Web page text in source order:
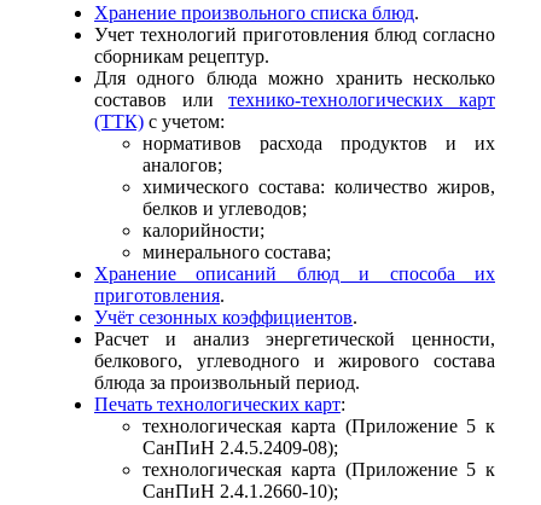
Хранение произвольного списка блюд.
Учет технологий приготовления блюд согласно
сборникам рецептур.
Для одного блюда можно хранить несколько
составов илитехнико-технологических карт
(ТТК) с учетом:
нормативов расхода продуктов и их
аналогов;
химического состава: количество жиров,
белков и углеводов;
калорийности;
минерального состава;
Хранение описаний блюд и способа их
приготовления.
Учёт сезонных коэффициентов.
Расчет и анализ энергетической ценности,
белкового, углеводного и жирового состава
блюда за произвольный период.
Печать технологических карт:
технологическая карта (Приложение 5 к
СанПиН 2.4.5.2409-08);
технологическая карта (Приложение 5 к
СанПиН 2.4.1.2660-10);